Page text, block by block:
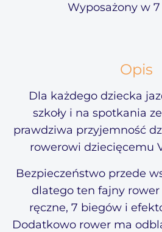
Wyposażony w
Opis
Dla każdego dziecka
szkoły i na spotkania
prawdziwa przyjemność
rowerowi dziecięcemu
Bezpieczeństwo przede
dlatego ten fajny
ręczne, 7 biegów i
Dodatkowo rower ma